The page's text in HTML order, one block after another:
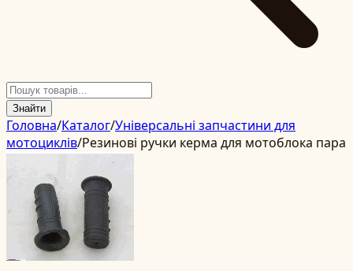
Знайти
Головна/Каталог/Універсальні запчастини для
мотоциклів/Резинові ручки керма для мотоблока пара